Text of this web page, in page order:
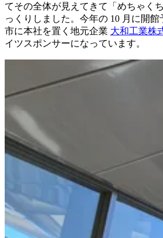
てその全体が見えてきて「めちゃく
っくりしました。今年の 10 月に開
市に本社を置く地元企業 大和工業株
イツスポンサーになっています。